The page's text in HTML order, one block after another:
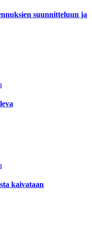
suunnitteluun ja
kaivataan